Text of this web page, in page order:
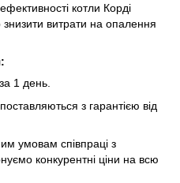
котли Корді
витрати на опалення
1 день.
з гарантією від
умовам співпраці з
конкурентні ціни на всю